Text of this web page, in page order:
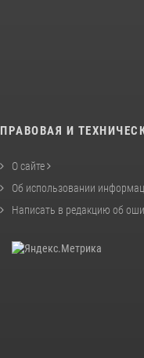
ПРАВОВАЯ И
О сайте
Об использовании
Написать в редакцию об